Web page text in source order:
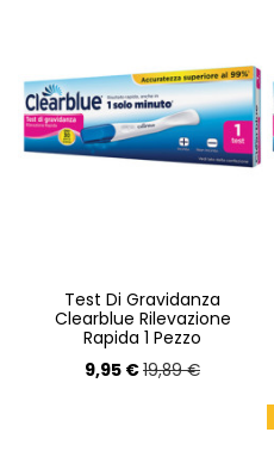
Test Di Gravidanza
Clearblue Rilevazione
Rapida 1 Pezzo
9,95 €19,89 €